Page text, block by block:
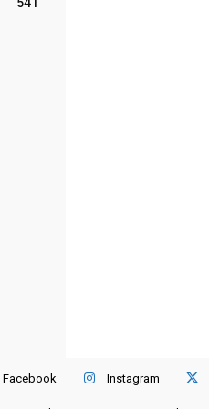
Facebook Instagram